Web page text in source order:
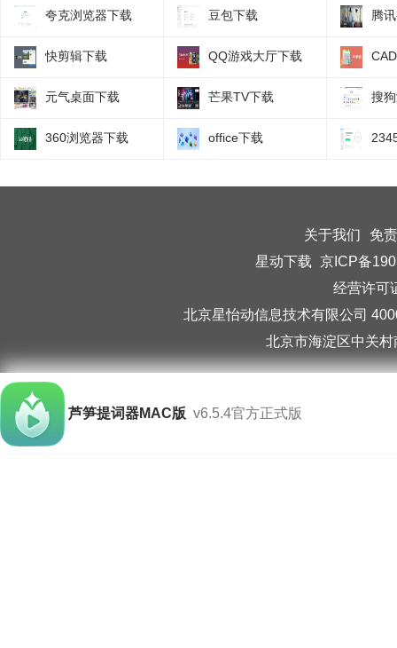
夸克浏览器下载 豆包下载 腾
快剪辑下载 QQ游戏大厅下载
元气桌面下载 芒果TV下载 搜
360浏览器下载 office下载
关于我们
免
星动下载 京ICP备
经营许可
北京星怡动信息技术有限公司
北京市海淀区中关
芦笋提词器MAC版 v6.5.4官方正式版